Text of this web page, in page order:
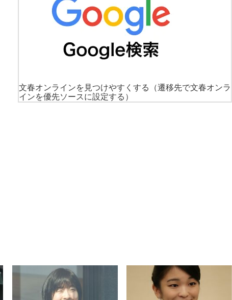
文春オンラインを見つけやすくする
（遷移先で文春オンラ
インを優先ソースに設定する）